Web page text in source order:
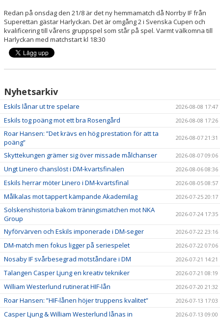
Redan på onsdag den 21/8 är det ny hemmamatch då Norrby IF från
Superettan gästar Harlyckan. Det är omgång 2 i Svenska Cupen och
kvalificering till vårens gruppspel som står på spel. Varmt välkomna till
Harlyckan med matchstart kl 18:30
Nyhetsarkiv
Eskils lånar ut tre spelare 2026-08-08 17:47
Eskils tog poäng mot ett bra Rosengård 2026-08-08 17:26
Roar Hansen: ”Det krävs en hög prestation för att ta
poäng”
2026-08-07 21:31
Skyttekungen grämer sig över missade målchanser 2026-08-07 09:06
Ungt Linero chanslöst i DM-kvartsfinalen 2026-08-06 08:36
Eskils herrar möter Linero i DM-kvartsfinal 2026-08-05 08:57
Målkalas mot tappert kämpande Akademilag 2026-07-25 20:17
Solskenshistoria bakom träningsmatchen mot NKA
Group
2026-07-24 17:35
Nyförvärven och Eskils imponerade i DM-seger 2026-07-22 23:16
DM-match men fokus ligger på seriespelet 2026-07-22 07:06
Nosaby IF svårbesegrad motståndare i DM 2026-07-21 14:21
Talangen Casper Ljung en kreativ tekniker 2026-07-21 08:19
William Westerlund rutinerat HIF-lån 2026-07-20 21:32
Roar Hansen: ”HIF-lånen höjer truppens kvalitet” 2026-07-13 17:03
Casper Ljung & William Westerlund lånas in 2026-07-13 09:00